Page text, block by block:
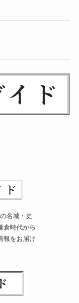
名城・史
倉時代から
報をお届け